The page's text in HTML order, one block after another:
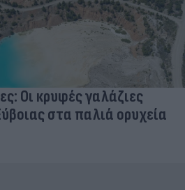
Οι κρυφές γαλάζιες
στα παλιά ορυχεία